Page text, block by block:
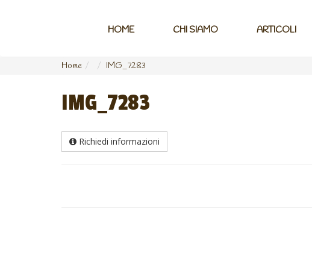
HOME CHI SIAMO ARTICOLI
Home IMG_7283
IMG_7283
Richiedi informazioni